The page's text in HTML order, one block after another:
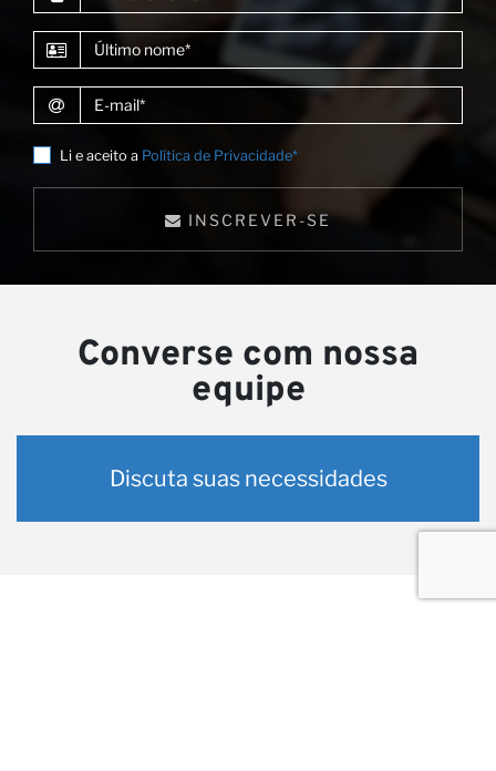
Último nome
E-mail
Li e aceito a Política de Privacidade*
INSCREVER-SE
Converse com nossa
equipe
Discuta suas necessidades